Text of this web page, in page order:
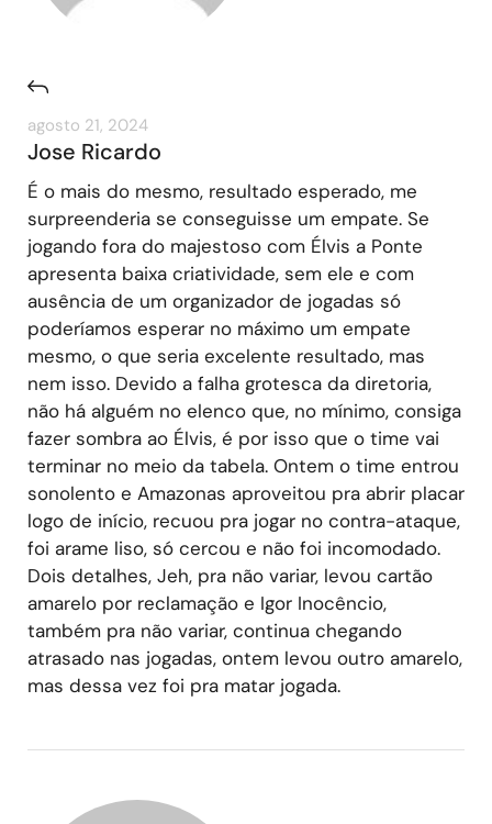
agosto 21, 2024
Jose Ricardo
É o mais do mesmo, resultado esperado, me
surpreenderia se conseguisse um empate. Se
jogando fora do majestoso com Élvis a Ponte
apresenta baixa criatividade, sem ele e com
ausência de um organizador de jogadas só
poderíamos esperar no máximo um empate
mesmo, o que seria excelente resultado, mas
nem isso. Devido a falha grotesca da diretoria,
não há alguém no elenco que, no mínimo, consiga
fazer sombra ao Élvis, é por isso que o time vai
terminar no meio da tabela. Ontem o time entrou
sonolento e Amazonas aproveitou pra abrir placar
logo de início, recuou pra jogar no contra-ataque,
foi arame liso, só cercou e não foi incomodado.
Dois detalhes, Jeh, pra não variar, levou cartão
amarelo por reclamação e Igor Inocêncio,
também pra não variar, continua chegando
atrasado nas jogadas, ontem levou outro amarelo,
mas dessa vez foi pra matar jogada.